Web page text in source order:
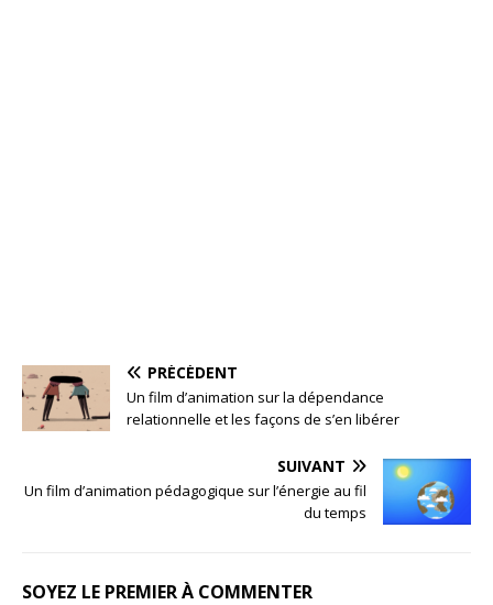
PRÉCÉDENT
Un film d’animation sur la dépendance
relationnelle et les façons de s’en libérer
SUIVANT
Un film d’animation pédagogique sur l’énergie au fil
du temps
SOYEZ LE PREMIER À COMMENTER